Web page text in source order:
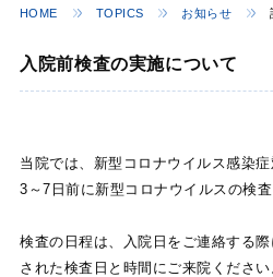
HOME TOPICS お知らせ
入院前検査の実施について
当院では、新型コロナウイルス感染
3～7日前に新型コロナウイルスの検査
検査の日程は、入院日をご連絡する
された検査日と時間にご来院くださ